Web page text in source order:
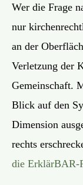
Wer die Frage
nur
an der
Verletzung der
Gemeinschaft.
Blick auf den
Dimension
rechts
die ErklärBAR-